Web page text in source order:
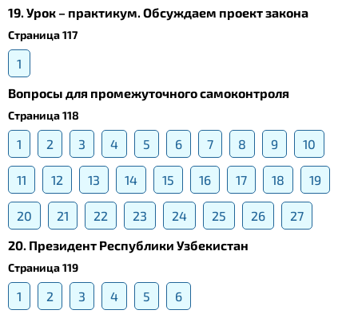
19. Урок – практикум. Обсуждаем проект закона
Страница 117
1
Вопросы для промежуточного самоконтроля
Страница 118
1 2 3 4 5 6 7 8 9 10
11 12 13 14 15 16 17 18 19
20 21 22 23 24 25 26
27
20. Президент Республики Узбекистан
Страница 119
1 2 3 4 5
6